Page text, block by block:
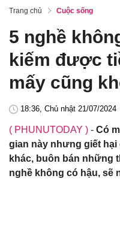
Trang chủ Cuộc sống
5 nghề
kiếm được
mấy cũng
18:36, Chủ nhật 21/07/2024
( PHUNUTODAY ) - Có
gian này nhưng giết
khác, buôn bán những
nghề không có hậu, sẽ